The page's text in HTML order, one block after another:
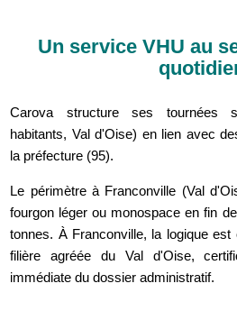
Un service VHU au
Carova structure ses tournées
habitants, Val d'Oise) en lien avec
la préfecture (95).
Le périmètre à Franconville (Val
fourgon léger ou monospace en fin
tonnes. À Franconville, la logique est
filière agréée du Val d'Oise,
immédiate du dossier administratif.